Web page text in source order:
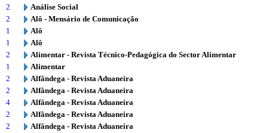
2
Análise Social
2
Alô - Mensário de Comunicação
1
Alô
1
Alô
2
Alimentar - Revista Técnico-Pedagógica do Sector Alimentar
1
Alimentar
2
Alfândega - Revista Aduaneira
2
Alfândega - Revista Aduaneira
4
Alfândega - Revista Aduaneira
2
Alfândega - Revista Aduaneira
2
Alfândega - Revista Aduaneira